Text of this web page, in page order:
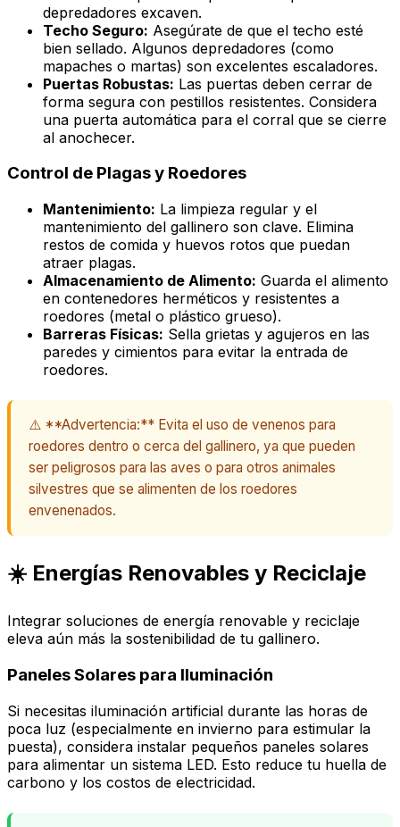
depredadores excaven.
Techo Seguro: Asegúrate de que el techo esté
bien sellado. Algunos depredadores (como
mapaches o martas) son excelentes escaladores.
Puertas Robustas: Las puertas deben cerrar de
forma segura con pestillos resistentes. Considera
una puerta automática para el corral que se cierre
al anochecer.
Control de Plagas y Roedores
Mantenimiento: La limpieza regular y el
mantenimiento del gallinero son clave. Elimina
restos de comida y huevos rotos que puedan
atraer plagas.
Almacenamiento de Alimento: Guarda el alimento
en contenedores herméticos y resistentes a
roedores (metal o plástico grueso).
Barreras Físicas: Sella grietas y agujeros en las
paredes y cimientos para evitar la entrada de
roedores.
⚠️ **Advertencia:** Evita el uso de venenos para
roedores dentro o cerca del gallinero, ya que pueden
ser peligrosos para las aves o para otros animales
silvestres que se alimenten de los roedores
envenenados.
☀️ Energías Renovables y Reciclaje
Integrar soluciones de energía renovable y reciclaje
eleva aún más la sostenibilidad de tu gallinero.
Paneles Solares para Iluminación
Si necesitas iluminación artificial durante las horas de
poca luz (especialmente en invierno para estimular la
puesta), considera instalar pequeños paneles solares
para alimentar un sistema LED. Esto reduce tu huella de
carbono y los costos de electricidad.